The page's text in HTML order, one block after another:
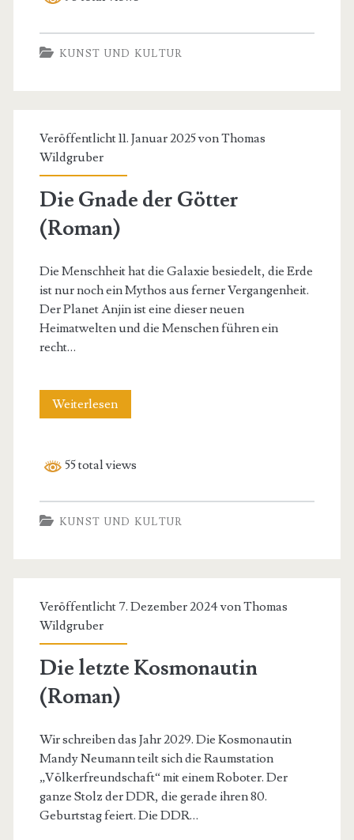
KUNST UND KULTUR
Veröffentlicht 11. Januar 2025 vonThomas
Wildgruber
Die Gnade der Götter
(Roman)
Die Menschheit hat die Galaxie besiedelt, die Erde
ist nur noch ein Mythos aus ferner Vergangenheit.
Der Planet Anjin ist eine dieser neuen
Heimatwelten und die Menschen führen ein
recht…
WeiterlesenDie
der
(Roman)
55 total views
KUNST UND KULTUR
Veröffentlicht 7. Dezember 2024 vonThomas
Wildgruber
Die letzte Kosmonautin
(Roman)
Wir schreiben das Jahr 2029. Die Kosmonautin
Mandy Neumann teilt sich die Raumstation
„Völkerfreundschaft“ mit einem Roboter. Der
ganze Stolz der DDR, die gerade ihren 80.
Geburtstag feiert. Die DDR…